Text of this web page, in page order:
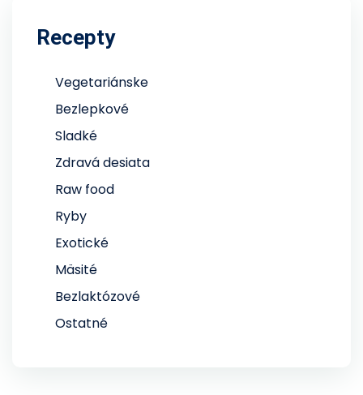
Recepty
Vegetariánske
Bezlepkové
Sladké
Zdravá desiata
Raw food
Ryby
Exotické
Mäsité
Bezlaktózové
Ostatné